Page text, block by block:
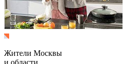
Жители Москвы
и области